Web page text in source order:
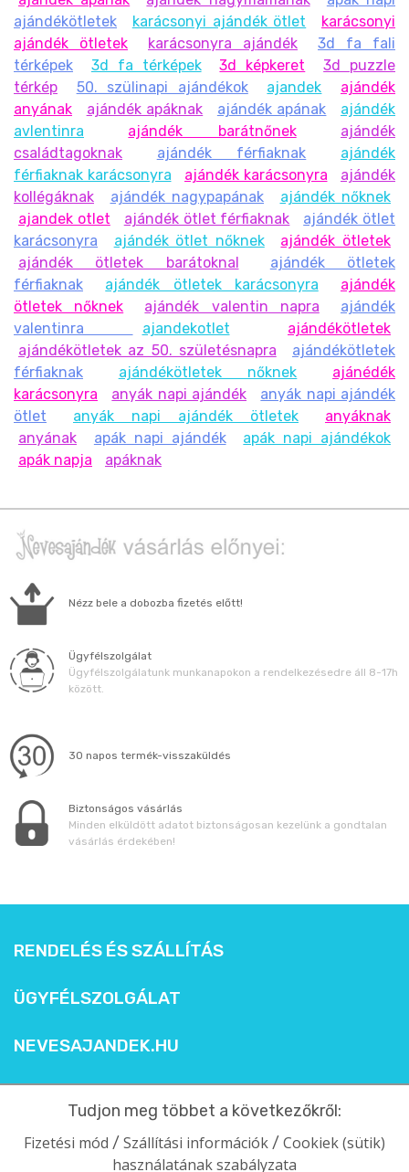
ajándékötletek
karácsonyi ajándék ötlet
karácsonyi
ajándék ötletek
karácsonyra ajándék
3d fa fali
térképek
3d fa térképek 3d képkeret
3d puzzle
térkép
50. szülinapi ajándékok ajandek
ajándék
anyának
ajándék apáknak ajándék apának
ajándék
avlentinra
ajándék barátnőnek
ajándék
családtagoknak
ajándék férfiaknak
ajándék
férfiaknak karácsonyra
ajándék karácsonyra
ajándék
kollégáknak
ajándék nagypapának
ajándék nőknek
ajandek otlet
ajándék ötlet férfiaknak
ajándék ötlet
karácsonyra
ajándék ötlet nőknek
ajándék ötletek
ajándék ötletek barátoknal
ajándék ötletek
férfiaknak
ajándék ötletek karácsonyra
ajándék
ötletek nőknek
ajándék valentin napra
ajándék
valentinra
ajandekotlet
ajándékötletek
ajándékötletek az 50. születésnapra
ajándékötletek
férfiaknak
ajándékötletek nőknek
ajánédék
karácsonyra
anyák napi ajándék
anyák napi ajándék
ötlet
anyák napi ajándék ötletek
anyáknak
anyának
apák napi ajándék
apák napi ajándékok
apák napja
apáknak
Nézz bele a dobozba fizetés előtt!
Ügyfélszolgálat
Ügyfélszolgálatunk munkanapokon a rendelkezésedre áll 8-17h
között.
30 napos termék-visszaküldés
Biztonságos vásárlás
Minden elküldött adatot biztonságosan kezelünk a gondtalan
vásárlás érdekében!
RENDELÉS ÉS SZÁLLÍTÁS
ÜGYFÉLSZOLGÁLAT
NEVESAJANDEK.HU
Tudjon meg többet a következőkről:
Fizetési mód / Szállítási információk / Cookiek (sütik)
használatának szabályzata